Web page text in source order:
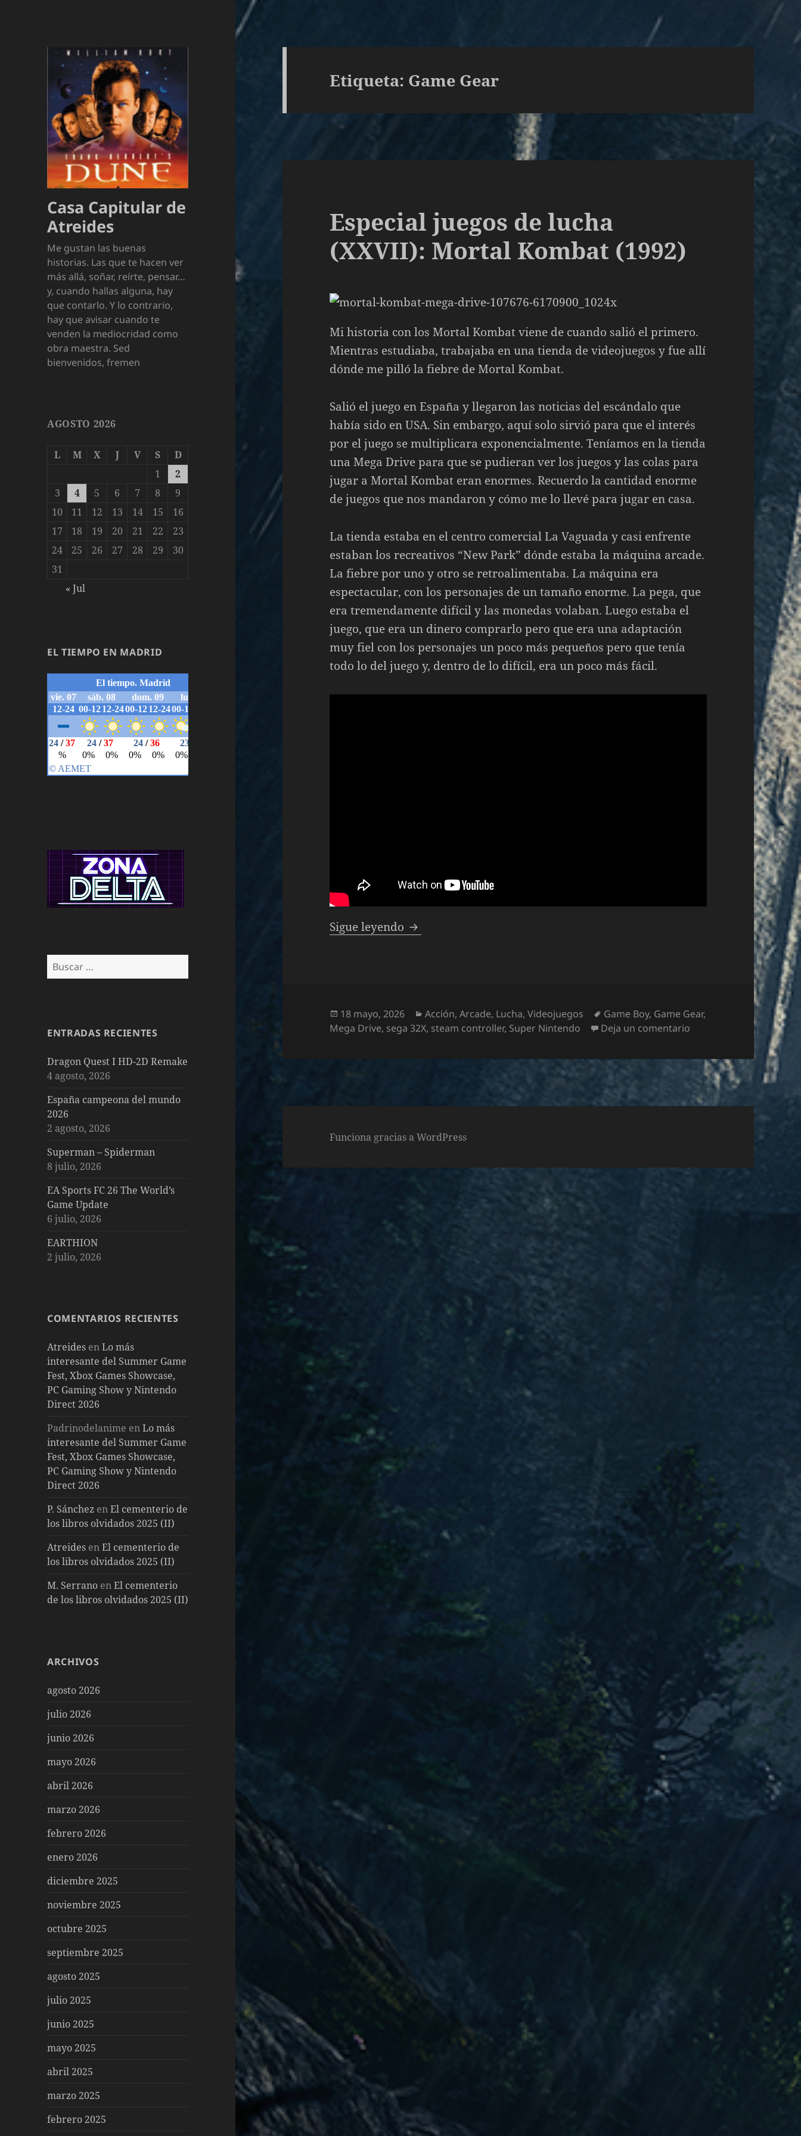
Casa Capitular de
Atreides
Me gustan las buenas
historias. Las que te hacen ver
más allá, soñar, reírte, pensar…
y, cuando hallas alguna, hay
que contarlo. Y lo contrario,
hay que avisar cuando te
venden la mediocridad como
obra maestra. Sed
bienvenidos, fremen
AGOSTO 2026
L M X J V S
D
1
2
3
4 5 6 7 8
9
10
11 12 13 14 15
16
17
18 19 20 21 22
23
24
25 26 27 28 29
30
31
« Jul
EL TIEMPO EN MADRID
Buscar:
ENTRADAS RECIENTES
Dragon Quest I HD-2D Remake
4 agosto, 2026
España campeona del mundo
2026
2 agosto, 2026
Superman – Spiderman
8 julio, 2026
EA Sports FC 26 The World’s
Game Update
6 julio, 2026
EARTHION
2 julio, 2026
COMENTARIOS RECIENTES
Atreides enLo más
interesante del Summer Game
Fest, Xbox Games Showcase,
PC Gaming Show y Nintendo
Direct 2026
Padrinodelanime enLo más
interesante del Summer Game
Fest, Xbox Games Showcase,
PC Gaming Show y Nintendo
Direct 2026
P. Sánchez enEl cementerio de
los libros olvidados 2025 (II)
Atreides enEl cementerio de
los libros olvidados 2025 (II)
M. Serrano enEl cementerio
de los libros olvidados 2025 (II)
ARCHIVOS
agosto 2026
julio 2026
junio 2026
mayo 2026
abril 2026
marzo 2026
febrero 2026
enero 2026
diciembre 2025
noviembre 2025
octubre 2025
septiembre 2025
agosto 2025
julio 2025
junio 2025
mayo 2025
abril 2025
marzo 2025
febrero 2025
Etiqueta: Game Gear
Especial juegos de lucha
(XXVII): Mortal Kombat (1992)
Mi historia con los Mortal Kombat viene de cuando salió el primero.
Mientras estudiaba, trabajaba en una tienda de videojuegos y fue allí
dónde me pilló la fiebre de Mortal Kombat.
Salió el juego en España y llegaron las noticias del escándalo que
había sido en USA. Sin embargo, aquí solo sirvió para que el interés
por el juego se multiplicara exponencialmente. Teníamos en la tienda
una Mega Drive para que se pudieran ver los juegos y las colas para
jugar a Mortal Kombat eran enormes. Recuerdo la cantidad enorme
de juegos que nos mandaron y cómo me lo llevé para jugar en casa.
La tienda estaba en el centro comercial La Vaguada y casi enfrente
estaban los recreativos “New Park” dónde estaba la máquina arcade.
La fiebre por uno y otro se retroalimentaba. La máquina era
espectacular, con los personajes de un tamaño enorme. La pega, que
era tremendamente difícil y las monedas volaban. Luego estaba el
juego, que era un dinero comprarlo pero que era una adaptación
muy fiel con los personajes un poco más pequeños pero que tenía
todo lo del juego y, dentro de lo difícil, era un poco más fácil.
Sigue leyendo Especial juegos de lucha (XXVII): Mortal Kombat (1992)
Publicado
el
18 mayo, 2026 Categorías
Acción,Arcade, Lucha,Videojuegos Etiquetas
Game Boy, Game Gear,
Mega Drive, sega 32X, steam controller, Super Nintendo Deja un comentario en Especial juegos de
Funciona gracias a WordPress